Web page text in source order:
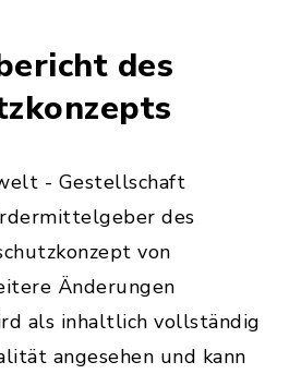
des
- Gestellschaft
des
von
Änderungen
als inhaltlich vollständig
angesehen und kann